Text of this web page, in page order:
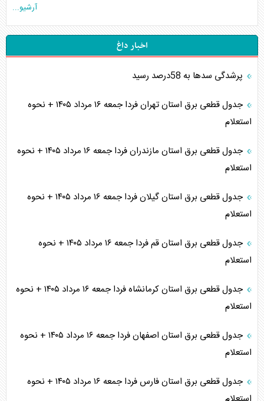
آرشیو...
اخبار داغ
پرشدگی سدها به 58درصد رسید
جدول قطعی برق استان تهران فردا جمعه ۱۶ مرداد ۱۴۰۵ + نحوه
استعلام
جدول قطعی برق استان مازندران فردا جمعه ۱۶ مرداد ۱۴۰۵ + نحوه
استعلام
جدول قطعی برق استان گیلان فردا جمعه ۱۶ مرداد ۱۴۰۵ + نحوه
استعلام
جدول قطعی برق استان قم فردا جمعه ۱۶ مرداد ۱۴۰۵ + نحوه
استعلام
جدول قطعی برق استان کرمانشاه فردا جمعه ۱۶ مرداد ۱۴۰۵ + نحوه
استعلام
جدول قطعی برق استان اصفهان فردا جمعه ۱۶ مرداد ۱۴۰۵ + نحوه
استعلام
جدول قطعی برق استان فارس فردا جمعه ۱۶ مرداد ۱۴۰۵ + نحوه